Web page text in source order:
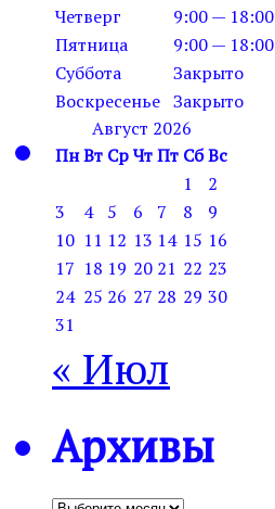
Четверг
9:00 — 18:00
Пятница
9:00 — 18:00
Суббота
Закрыто
Воскресенье Закрыто
Август 2026
ПнВт СрЧтПт СбВс
1
2
3
4 5 6 7 8
9
10 11 12 13 14 15 16
17 18 19 20 21 22 23
24 25 26 27 28 29 30
31
« Июл
Архивы